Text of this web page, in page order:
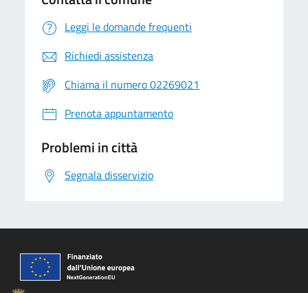
Leggi le domande frequenti
Richiedi assistenza
Chiama il numero 02269021
Prenota appuntamento
Problemi in città
Segnala disservizio